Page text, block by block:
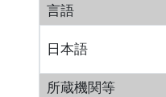
言語
日本語
所蔵機関等